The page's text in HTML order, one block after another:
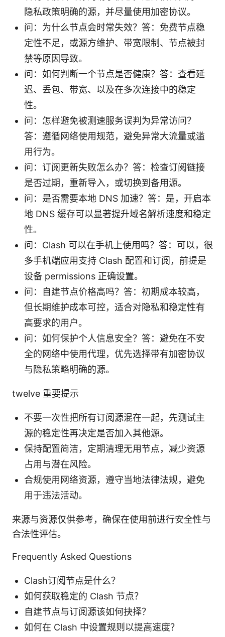
隐私政策明确的源，并尽量使用加密协议。
问：为什么节点会时常失效？答：免费节点稳
定性不足，或源方维护、带宽限制、节点被封
禁等原因导致。
问：如何判断一个节点是否健康？答：查看延
迟、丢包、带宽、以及在多次连接中的稳定
性。
问：怎样避免被测速服务误判为异常访问？
答：遵循网络使用规范，避免异常大流量或滥
用行为。
问：订阅更新失败怎么办？答：检查订阅链接
是否过期，重新导入，或切换到备用源。
问：是否需要本地 DNS 加速？答：是，开启本
地 DNS 缓存可以显著提升域名解析速度和稳定
性。
问：Clash 可以在手机上使用吗？答：可以，很
多手机端应用支持 Clash 配置和订阅，前提是
设备 permissions 正确设置。
问：自建节点价格高吗？答：初期成本较高，
但长期维护成本可控，适合对隐私和稳定性有
高要求的用户。
问：如何保护个人信息安全？答：避免在不安
全的网络中使用代理，优先选择带有加密协议
与隐私策略明确的源。
twelve 重要提示
不要一次性把所有订阅源混在一起，先测试主
源的稳定性再决定是否加入其他源。
保持配置简洁，定期清理无用节点，减少资源
占用与潜在风险。
合规使用网络资源，遵守当地法律法规，避免
用于违法活动。
来源与资源仅供参考，确保在使用前进行安全性与
合法性评估。
Frequently Asked Questions
Clash订阅节点是什么？
如何获取稳定的 Clash 节点？
自建节点与订阅源该如何抉择？
如何在 Clash 中设置规则以提高速度？